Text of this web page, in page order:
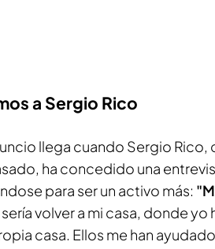
a Sergio Rico
llega cuando Sergio
ha concedido una
para ser un activo más:
sería volver a mi casa, donde
casa. Ellos me han